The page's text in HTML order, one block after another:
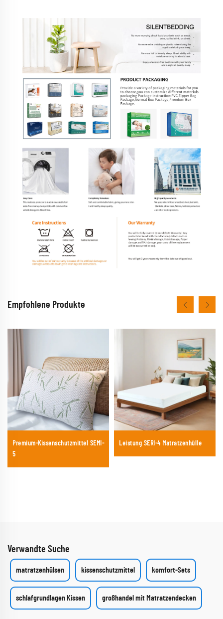
Empfohlene Produkte
Premium-Kissenschutzmittel SEMI-
5
Leistung SERI-4 Matratzenhülle
Verwandte Suche
matratzenhülsen kissenschutzmittel komfort-Sets
schlafgrundlagen Kissen großhandel mit Matratzendecken